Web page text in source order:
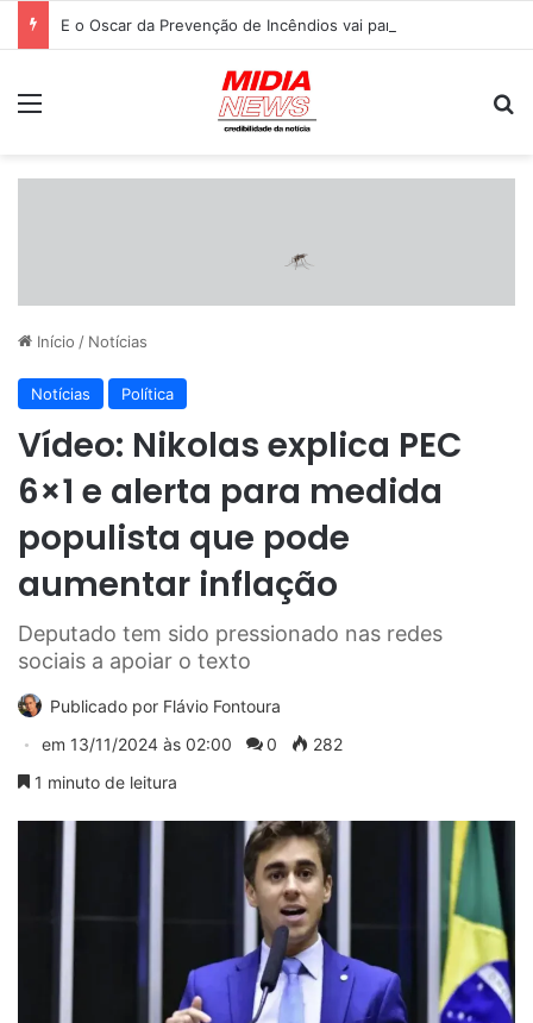
Início / Notícias
Notícias Política
Vídeo: Nikolas explica PEC
6×1 e alerta para medida
populista que pode
aumentar inflação
Deputado tem sido pressionado nas redes
sociais a apoiar o texto
Publicado por Flávio Fontoura
em 13/11/2024 às 02:00 0
282
1 minuto de leitura